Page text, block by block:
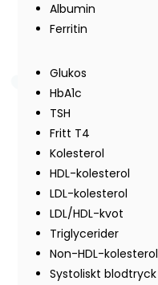
Albumin
Ferritin
Glukos
HbA1c
TSH
Fritt T4
Kolesterol
HDL-kolesterol
LDL-kolesterol
LDL/HDL-kvot
Triglycerider
Non-HDL-kolesterol
Systoliskt blodtryck